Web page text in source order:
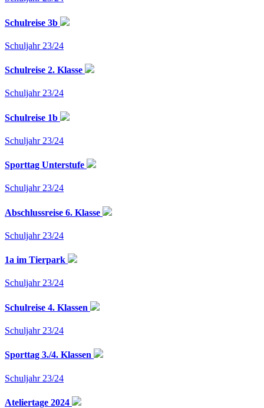
Schulreise 3b
Schuljahr 23/24
Schulreise 2. Klasse
Schuljahr 23/24
Schulreise 1b
Schuljahr 23/24
Sporttag Unterstufe
Schuljahr 23/24
Abschlussreise 6. Klasse
Schuljahr 23/24
1a im Tierpark
Schuljahr 23/24
Schulreise 4. Klassen
Schuljahr 23/24
Sporttag 3./4. Klassen
Schuljahr 23/24
Ateliertage 2024